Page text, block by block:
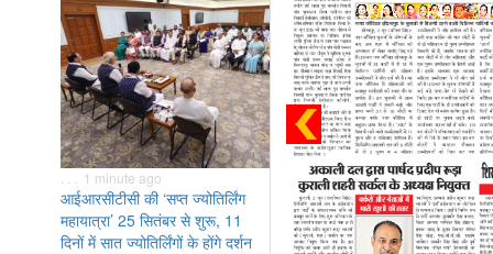
. . . 1 minute ago
आईआरसीटीसी की ‘सप्त ज्योतिर्लिंग
महायात्रा’ 25 सितंबर से शुरू, 11
दिनों में सात ज्योतिर्लिंगों के होंगे दर्शन